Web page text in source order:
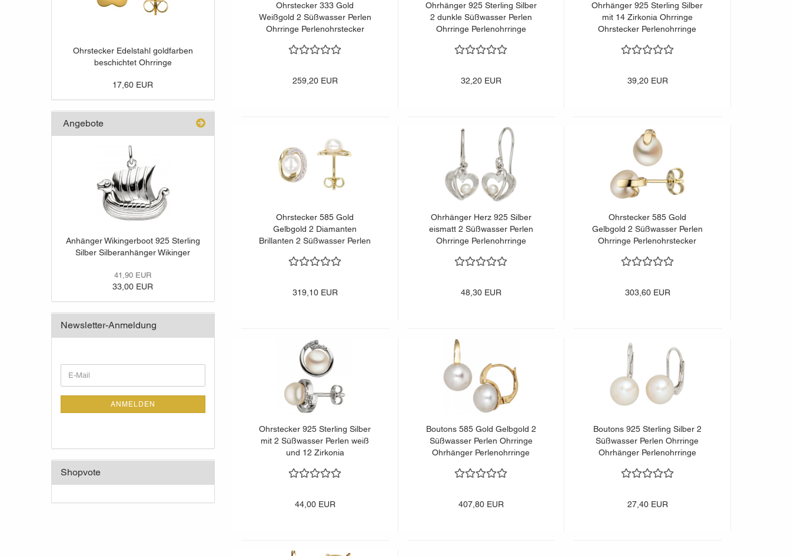
Ohrstecker 333 Gold
Weißgold 2 Süßwasser Perlen
Ohrringe Perlenohrstecker
259,20 EUR
Ohrhänger 925 Sterling Silber
2 dunkle Süßwasser Perlen
Ohrringe Perlenohrringe
32,20 EUR
Ohrhänger 925 Sterling Silber
mit 14 Zirkonia Ohrringe
Ohrstecker Perlenohrringe
39,20 EUR
Ohrstecker 585 Gold
Gelbgold 2 Diamanten
Brillanten 2 Süßwasser Perlen
319,10 EUR
Ohrhänger Herz 925 Silber
eismatt 2 Süßwasser Perlen
Ohrringe Perlenohrringe
48,30 EUR
Ohrstecker 585 Gold
Gelbgold 2 Süßwasser Perlen
Ohrringe Perlenohrstecker
303,60 EUR
Ohrstecker 925 Sterling Silber
mit 2 Süßwasser Perlen weiß
und 12 Zirkonia
44,00 EUR
Boutons 585 Gold Gelbgold 2
Süßwasser Perlen Ohrringe
Ohrhänger Perlenohrringe
407,80 EUR
Boutons 925 Sterling Silber 2
Süßwasser Perlen Ohrringe
Ohrhänger Perlenohrringe
27,40 EUR
Ohrstecker Edelstahl goldfarben
beschichtet Ohrringe
17,60 EUR
Angebote
Anhänger Wikingerboot 925 Sterling
Silber Silberanhänger Wikinger
41,90 EUR
33,00 EUR
Newsletter-Anmeldung
ZUR
E-
Mail
ANMELDEN
Shopvote